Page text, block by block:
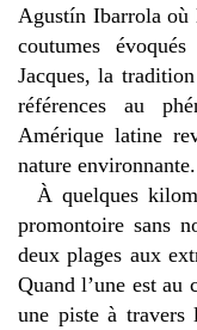
Agustín Ibarrola où
coutumes
Jacques, la
références au
Amérique latine
nature environnante.
À quelques
promontoire sans
deux plages aux
Quand l’une est au
une piste à travers